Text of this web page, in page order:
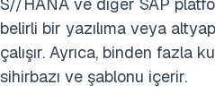
belirli bir yazılıma veya
çalışır. Ayrıca, binden fazla
sihirbazı ve şablonu içerir.